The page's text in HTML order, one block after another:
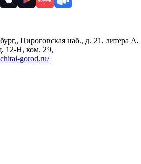
, Пироговская наб., д. 21, литера А,
12-Н, ком. 29,
gorod.ru/